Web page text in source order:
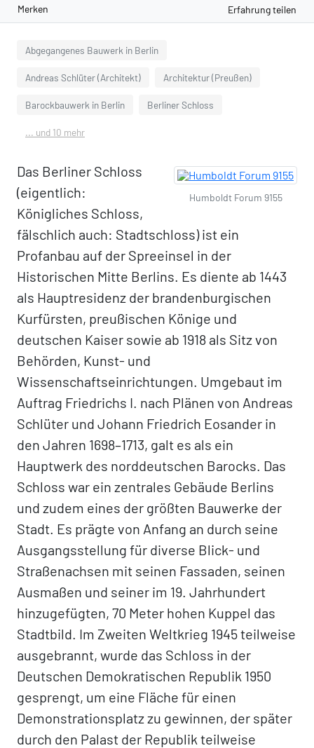
Merken Erfahrung teilen
Abgegangenes Bauwerk in Berlin
Andreas Schlüter (Architekt) Architektur (Preußen)
Barockbauwerk in Berlin Berliner Schloss
... und 10 mehr
Humboldt Forum 9155
Das Berliner Schloss
(eigentlich:
Königliches Schloss,
fälschlich auch: Stadtschloss) ist ein
Profanbau auf der Spreeinsel in der
Historischen Mitte Berlins. Es diente ab 1443
als Hauptresidenz der brandenburgischen
Kurfürsten, preußischen Könige und
deutschen Kaiser sowie ab 1918 als Sitz von
Behörden, Kunst- und
Wissenschaftseinrichtungen. Umgebaut im
Auftrag Friedrichs I. nach Plänen von Andreas
Schlüter und Johann Friedrich Eosander in
den Jahren 1698–1713, galt es als ein
Hauptwerk des norddeutschen Barocks. Das
Schloss war ein zentrales Gebäude Berlins
und zudem eines der größten Bauwerke der
Stadt. Es prägte von Anfang an durch seine
Ausgangsstellung für diverse Blick- und
Straßenachsen mit seinen Fassaden, seinen
Ausmaßen und seiner im 19. Jahrhundert
hinzugefügten, 70 Meter hohen Kuppel das
Stadtbild. Im Zweiten Weltkrieg 1945 teilweise
ausgebrannt, wurde das Schloss in der
Deutschen Demokratischen Republik 1950
gesprengt, um eine Fläche für einen
Demonstrationsplatz zu gewinnen, der später
durch den Palast der Republik teilweise